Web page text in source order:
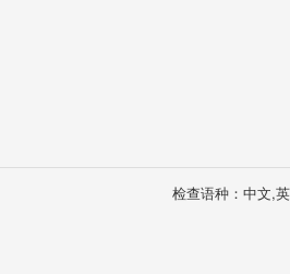
检查语种：中文,